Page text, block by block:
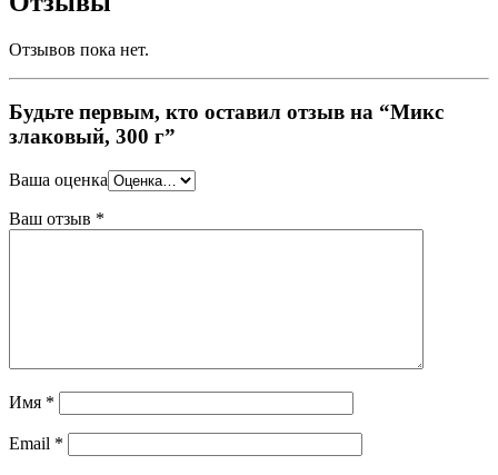
Отзывов пока нет.
Будьте первым, кто оставил отзыв на “Микс
злаковый, 300 г”
Ваша оценка
Ваш отзыв *
Имя *
Email *